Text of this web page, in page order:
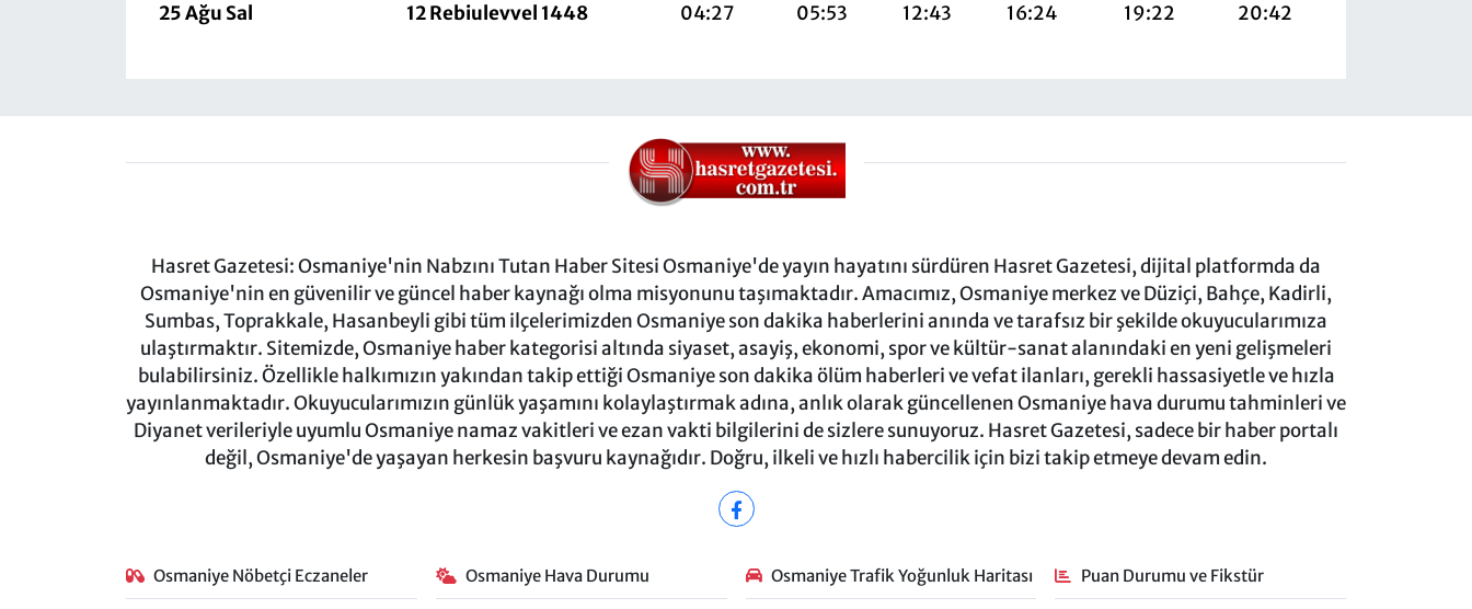
25 Ağu Sal
12 Rebiulevvel 1448 04:27 05:53 12:43 16:24 19:22 20:42
Hasret Gazetesi: Osmaniye'nin Nabzını Tutan Haber Sitesi Osmaniye'de yayın hayatını sürdüren Hasret Gazetesi, dijital platformda da
Osmaniye'nin en güvenilir ve güncel haber kaynağı olma misyonunu taşımaktadır. Amacımız, Osmaniye merkez ve Düziçi, Bahçe, Kadirli,
Sumbas, Toprakkale, Hasanbeyli gibi tüm ilçelerimizden Osmaniye son dakika haberlerini anında ve tarafsız bir şekilde okuyucularımıza
ulaştırmaktır. Sitemizde, Osmaniye haber kategorisi altında siyaset, asayiş, ekonomi, spor ve kültür-sanat alanındaki en yeni gelişmeleri
bulabilirsiniz. Özellikle halkımızın yakından takip ettiği Osmaniye son dakika ölüm haberleri ve vefat ilanları, gerekli hassasiyetle ve hızla
yayınlanmaktadır. Okuyucularımızın günlük yaşamını kolaylaştırmak adına, anlık olarak güncellenen Osmaniye hava durumu tahminleri ve
Diyanet verileriyle uyumlu Osmaniye namaz vakitleri ve ezan vakti bilgilerini de sizlere sunuyoruz. Hasret Gazetesi, sadece bir haber portalı
değil, Osmaniye'de yaşayan herkesin başvuru kaynağıdır. Doğru, ilkeli ve hızlı habercilik için bizi takip etmeye devam edin.
Osmaniye Nöbetçi Eczaneler Osmaniye Hava Durumu Osmaniye Trafik Yoğunluk Haritası Puan Durumu ve Fikstür